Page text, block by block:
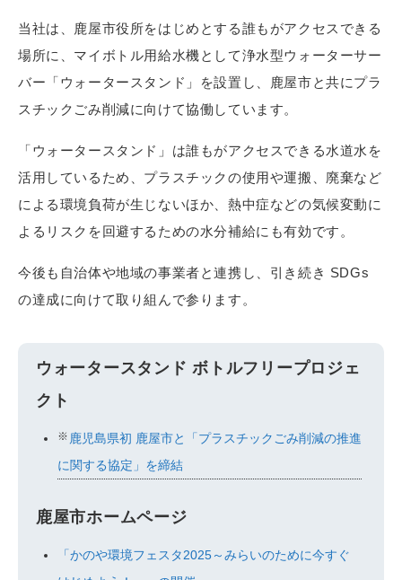
当社は、鹿屋市役所をはじめとする誰もがアクセスできる
場所に、マイボトル用給水機として浄水型ウォーターサー
バー「ウォータースタンド」を設置し、鹿屋市と共にプラ
スチックごみ削減に向けて協働しています。
「ウォータースタンド」は誰もがアクセスできる水道水を
活用しているため、プラスチックの使用や運搬、廃棄など
による環境負荷が生じないほか、熱中症などの気候変動に
よるリスクを回避するための水分補給にも有効です。
今後も自治体や地域の事業者と連携し、引き続き SDGs
の達成に向けて取り組んで参ります。
ウォータースタンド ボトルフリープロジェ
クト
※ 鹿児島県初 鹿屋市と「プラスチックごみ削減の推進
に関する協定」を締結
鹿屋市ホームページ
「かのや環境フェスタ2025～みらいのために今すぐ